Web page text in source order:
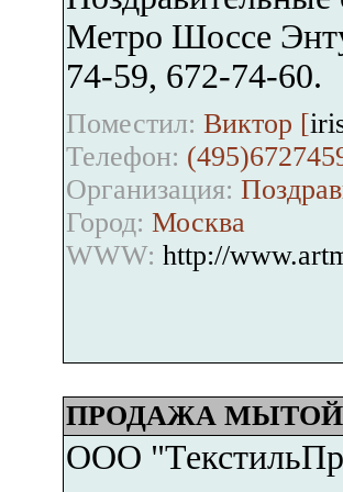
Метро Шоссе
74-59, 672-74-60.
Поместил: Виктор [
Телефон:
Организация:
Город: Москва
WWW: http://
ПРОДАЖА
ООО